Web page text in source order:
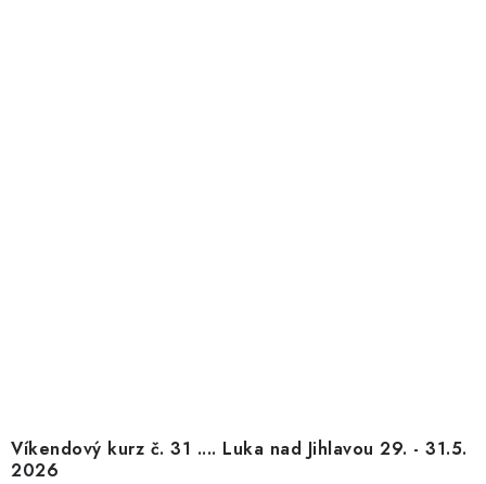
Víkendový kurz č. 31 .... Luka nad Jihlavou 29. - 31.5.
2026